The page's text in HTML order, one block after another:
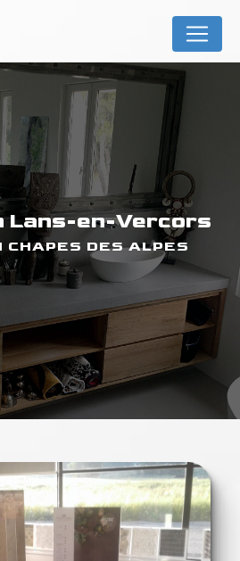
Lans-en-Vercors
CHAPES DES ALPES